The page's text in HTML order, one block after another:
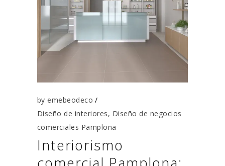
byemebeodeco
Diseño de interiores, Diseño de negocios
comerciales Pamplona
Interiorismo